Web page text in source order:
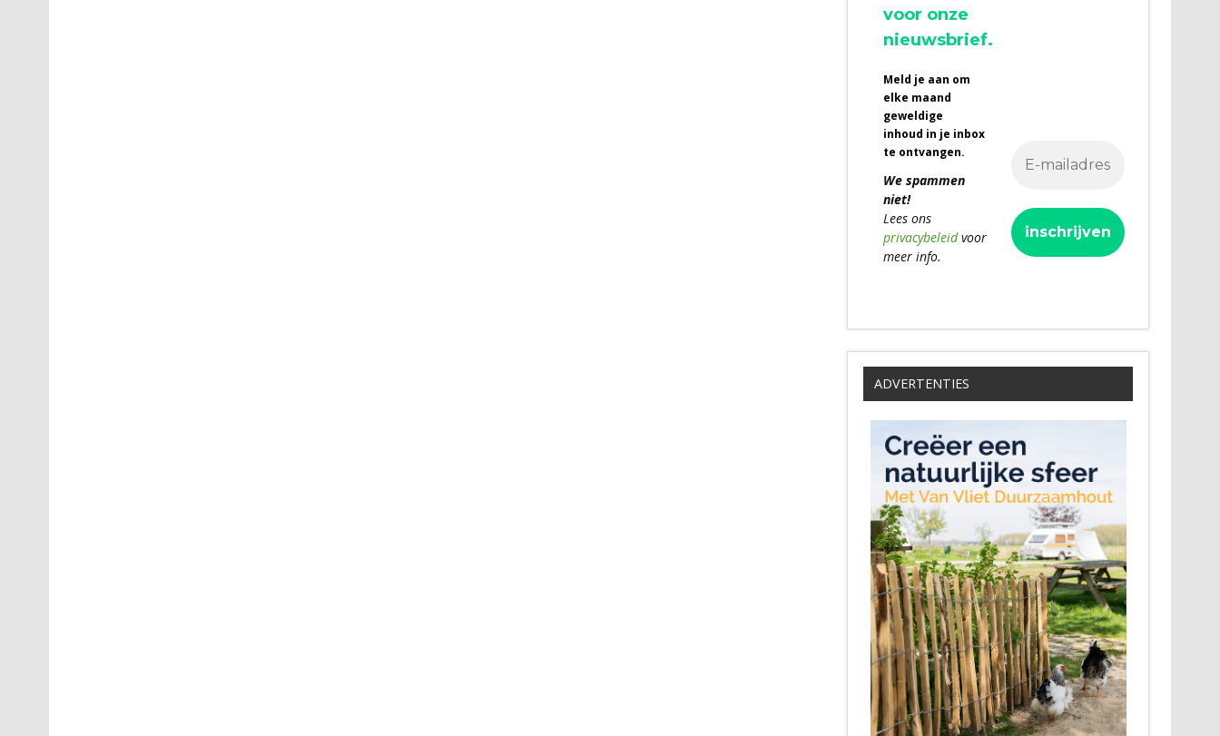
voor onze
nieuwsbrief.
Meld je aan om
elke maand
geweldige
inhoud in je inbox
te ontvangen.
We spammen
niet!
Lees ons
privacybeleidvoor
meer info.
ADVERTENTIES